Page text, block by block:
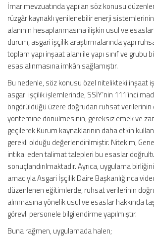
İmar mevzuatında yapılan söz konusu
rüzgâr kaynaklı yenilenebilir enerji
alanının hesaplanmasına ilişkin usul ve
durum, asgari işçilik araştırmalarında yapı
toplam yapı inşaat alanı ile yapı sınıf ve grubu
esas alınmasına imkân sağlamıştır.
Bu nedenle, söz konusu özel nitelikteki inşaat
asgari işçilik işlemlerinde, SSİY’nin 111’inci
öngörüldüğü üzere doğrudan ruhsat verilerinin
yöntemine dönülmesinin, gereksiz emek ve
geçilerek Kurum kaynaklarının daha etkin
gerekli olduğu değerlendirilmiştir. Nitekim,
intikal eden talimat talepleri bu esaslar
sonuçlandırılmaktadır. Ayrıca, uygulama
amacıyla Asgari İşçilik Daire Başkanlığınca
düzenlenen eğitimlerde, ruhsat verilerinin
alınmasına yönelik usul ve esaslar hakkında
görevli personele bilgilendirme yapılmıştır.
Buna rağmen, uygulamada halen;